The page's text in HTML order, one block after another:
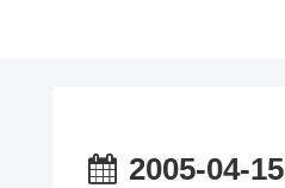
2005-04-15